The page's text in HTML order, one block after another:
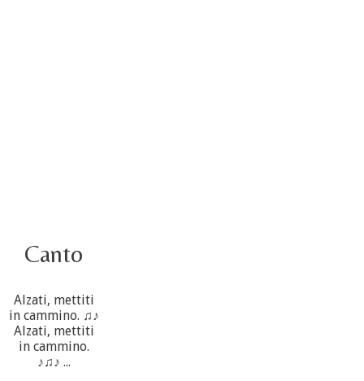
Canto
Alzati, mettiti
in cammino. ♫♪
Alzati, mettiti
in cammino.
♪♫♪ ...